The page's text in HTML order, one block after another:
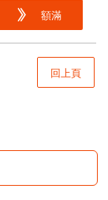
額滿
回上頁